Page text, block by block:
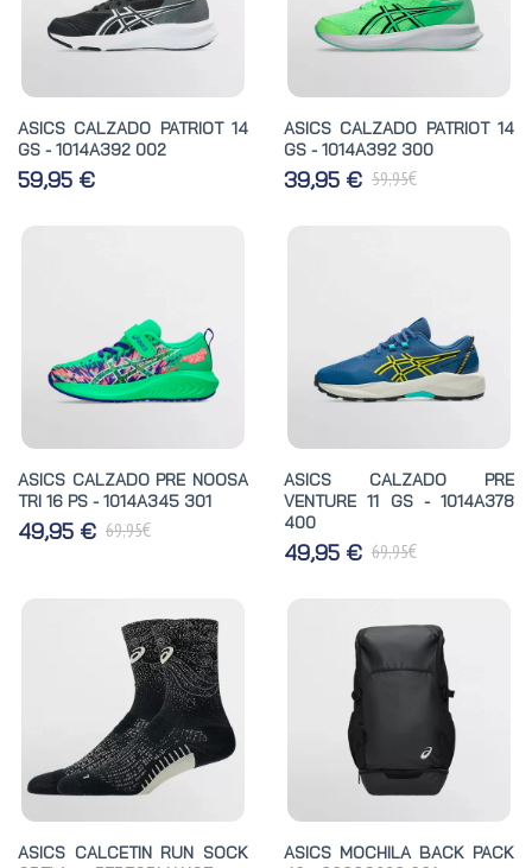
ASICS CALZADO PATRIOT 14
GS - 1014A392 002
59,95 €
ASICS CALZADO PATRIOT 14
GS - 1014A392 300
39,95 € 59,95€
ASICS CALZADO PRE NOOSA
TRI 16 PS - 1014A345 301
49,95 € 69,95€
ASICS CALZADO PRE
VENTURE 11 GS - 1014A378
400
49,95 € 69,95€
ASICS CALCETIN RUN SOCK
ASICS MOCHILA BACK PACK